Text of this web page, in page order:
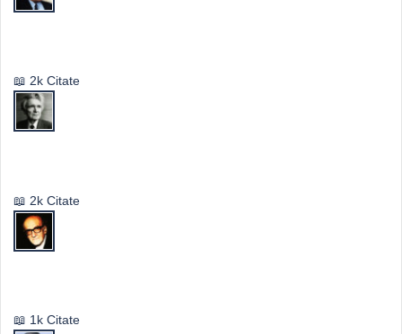
2k Citate
2k Citate
1k Citate